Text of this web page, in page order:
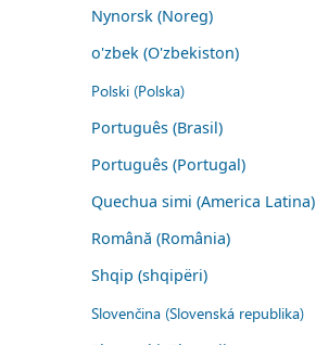
Nynorsk (Noreg)
o'zbek (O'zbekiston)
Polski (Polska)
Português (Brasil)
Português (Portugal)
Quechua simi (America Latina)
Română (România)
Shqip (shqipëri)
Slovenčina (Slovenská republika)